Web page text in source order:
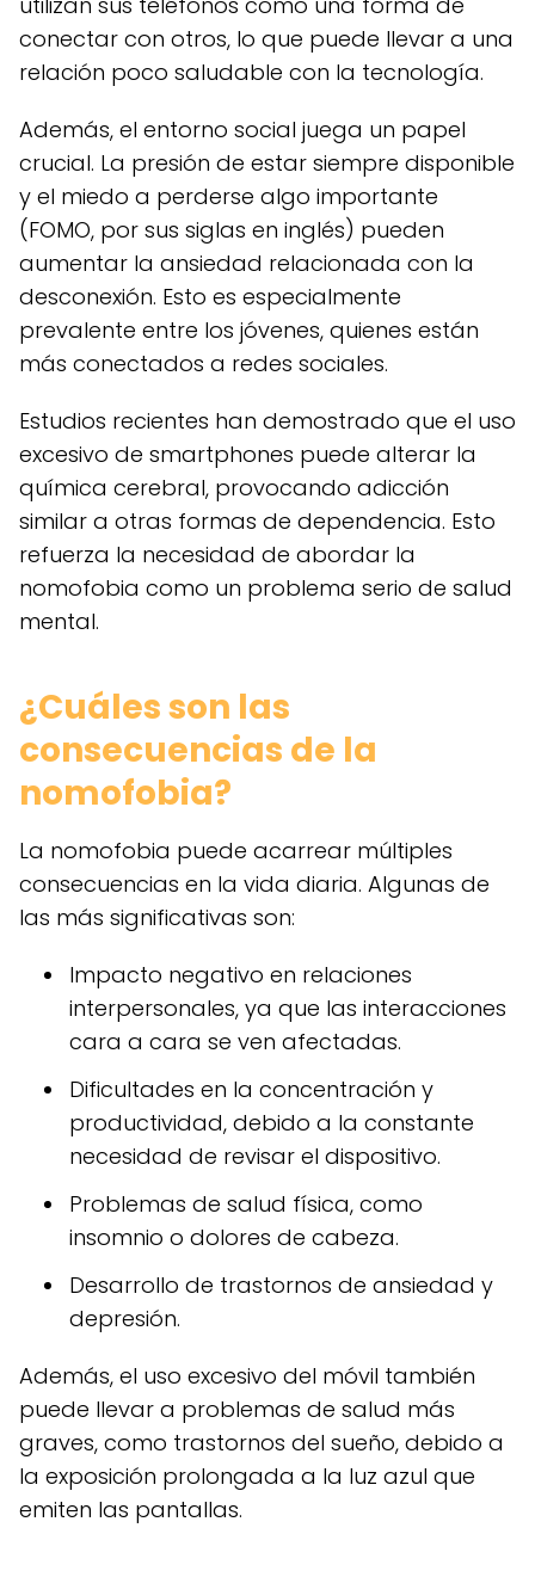
conectar con otros, lo que puede llevar a una
relación poco saludable con la tecnología.
Además, el entorno social juega un papel
crucial. La presión de estar siempre disponible
y el miedo a perderse algo importante
(FOMO, por sus siglas en inglés) pueden
aumentar la ansiedad relacionada con la
desconexión. Esto es especialmente
prevalente entre los jóvenes, quienes están
más conectados a redes sociales.
Estudios recientes han demostrado que el uso
excesivo de smartphones puede alterar la
química cerebral, provocando adicción
similar a otras formas de dependencia. Esto
refuerza la necesidad de abordar la
nomofobia como un problema serio de salud
mental.
¿Cuáles son las
consecuencias de la
nomofobia?
La nomofobia puede acarrear múltiples
consecuencias en la vida diaria. Algunas de
las más significativas son:
Impacto negativo en relaciones
interpersonales, ya que las interacciones
cara a cara se ven afectadas.
Dificultades en la concentración y
productividad, debido a la constante
necesidad de revisar el dispositivo.
Problemas de salud física, como
insomnio o dolores de cabeza.
Desarrollo de trastornos de ansiedad y
depresión.
Además, el uso excesivo del móvil también
puede llevar a problemas de salud más
graves, como trastornos del sueño, debido a
la exposición prolongada a la luz azul que
emiten las pantallas.